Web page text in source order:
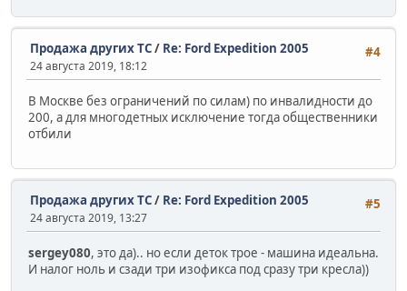
#4
Продажа других ТС/ Re: Ford Expedition 2005
24 августа 2019, 18:12
В Москве без ограничений по силам) по инвалидности до
200, а для многодетных исключение тогда общественники
отбили
#5
Продажа других ТС/ Re: Ford Expedition 2005
24 августа 2019, 13:27
sergey080, это да).. но если деток трое - машина идеальна.
И налог ноль и сзади три изофикса под сразу три кресла))